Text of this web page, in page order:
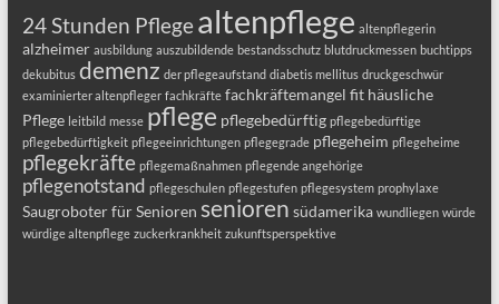
24 Stunden Pflegealtenpflege altenpflegerin
alzheimer ausbildung auszubildende bestandsschutz blutdruckmessen buchtipps
dekubitus demenz der pflegeaufstand diabetis mellitus druckgeschwür
examinierter altenpfleger fachkräfte fachkräftemangel fit häusliche
Pflege leitbild messe pflege pflegebedürftig pflegebedürftige
pflegebedürftigkeit pflegeeinrichtungen pflegegrade pflegeheim pflegeheime
pflegekräfte pflegemaßnahmen pflegende angehörige
pflegenotstand pflegeschulen pflegestufen pflegesystem prophylaxe
Saugroboter für Senioren senioren südamerika wundliegen würde
würdige altenpflege zuckerkrankheit zukunftsperspektive